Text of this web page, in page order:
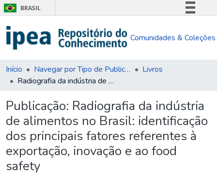
BRASIL
Comunica BR
Acesso à informação
Comunidades & Coleções
Início Navegar por Tipo de Publicação
Livros
Radiografia da indústria de alimentos no Brasil: identificação dos principais fatores referentes à exportação, inovação e ao food safety
Publicação: Radiografia da indústria
de alimentos no Brasil: identificação
dos principais fatores referentes à
exportação, inovação e ao food
safety